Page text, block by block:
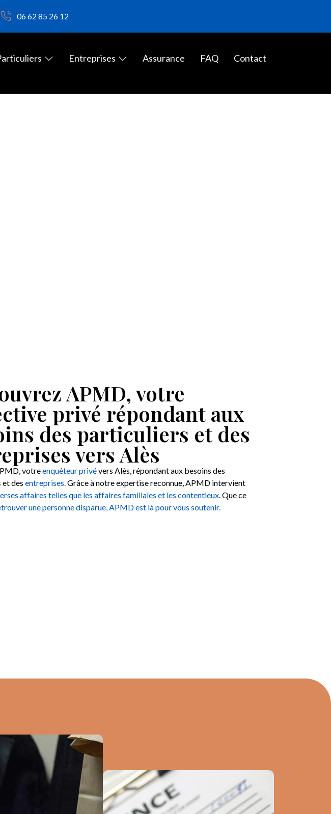
06 62 85 26 12
Entreprises Assurance FAQ Contact
APMD, votre
privé répondant aux
des particuliers et des
vers Alès
votreenquêteur privévers Alès, répondant aux besoins des
et des entreprises.Grâce à notre expertise reconnue, APMD intervient
affaires telles que les affaires familiales et les contentieux. Que ce
une personne disparue, APMD est là pour vous soutenir.